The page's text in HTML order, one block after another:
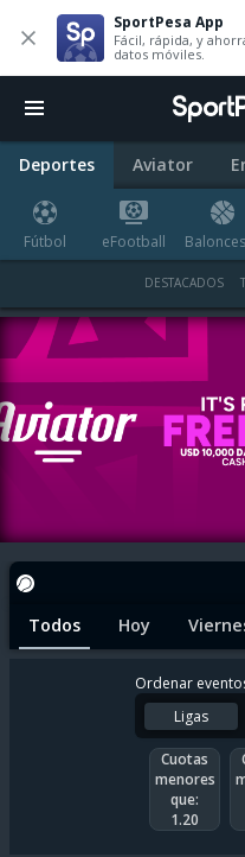
SportPesa App
Fácil, rápida, y
datos móviles.
Deportes Aviator
Fútbol eFootball
DESTACADOS
Todos Hoy
Ordenar
Ligas
Cuotas
menores
que:
1.20